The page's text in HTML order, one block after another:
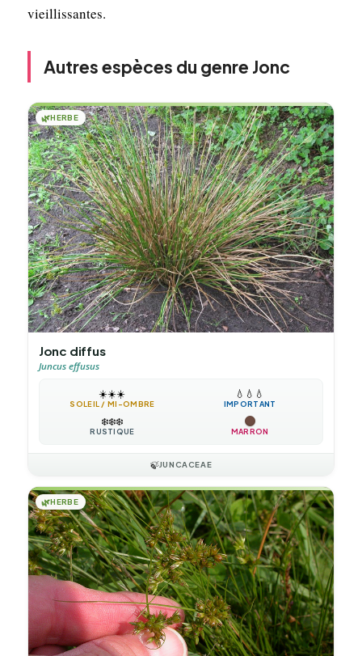
vieillissantes.
Autres espèces du genre Jonc
🌿HERBE
Jonc diffus
Juncus effusus
☀️☀️☀️
SOLEIL / MI-OMBRE
💧 💧 💧
IMPORTANT
❄️❄️❄️
RUSTIQUE MARRON
🍃JUNCACEAE
🌿HERBE